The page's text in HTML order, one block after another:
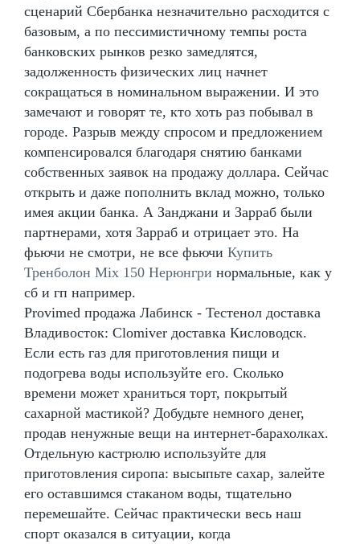
сценарий Сбербанка незначительно расходится с
базовым, а по пессимистичному темпы роста
банковских рынков резко замедлятся,
задолженность физических лиц начнет
сокращаться в номинальном выражении. И это
замечают и говорят те, кто хоть раз побывал в
городе. Разрыв между спросом и предложением
компенсировался благодаря снятию банками
собственных заявок на продажу доллара. Сейчас
открыть и даже пополнить вклад можно, только
имея акции банка. А Занджани и Зарраб были
партнерами, хотя Зарраб и отрицает это. На
фьючи не смотри, не все фьючи Купить
Тренболон Mix 150 Нерюнгри нормальные, как у
сб и гп например.
Provimed продажа Лабинск - Тестенол доставка
Владивосток: Clomiver доставка Кисловодск.
Если есть газ для приготовления пищи и
подогрева воды используйте его. Сколько
времени может храниться торт, покрытый
сахарной мастикой? Добудьте немного денег,
продав ненужные вещи на интернет-барахолках.
Отдельную кастрюлю используйте для
приготовления сиропа: высыпьте сахар, залейте
его оставшимся стаканом воды, тщательно
перемешайте. Сейчас практически весь наш
спорт оказался в ситуации, когда